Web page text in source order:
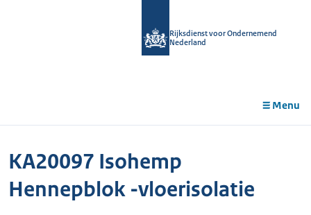
Rijksdienst voor Ondernemend
Nederland
Menu
KA20097 Isohemp
Hennepblok -vloerisolatie